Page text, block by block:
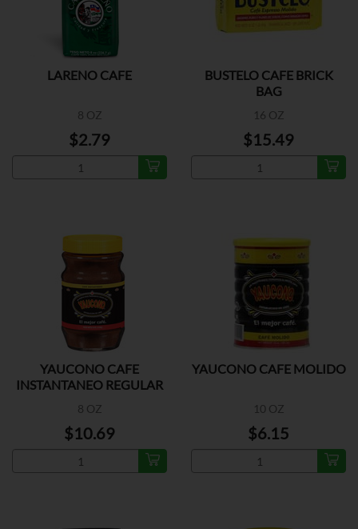
LARENO CAFE
8 OZ
$2.79
BUSTELO CAFE BRICK
BAG
16 OZ
$15.49
YAUCONO CAFE
INSTANTANEO REGULAR
8 OZ
$10.69
YAUCONO CAFE MOLIDO
10 OZ
$6.15